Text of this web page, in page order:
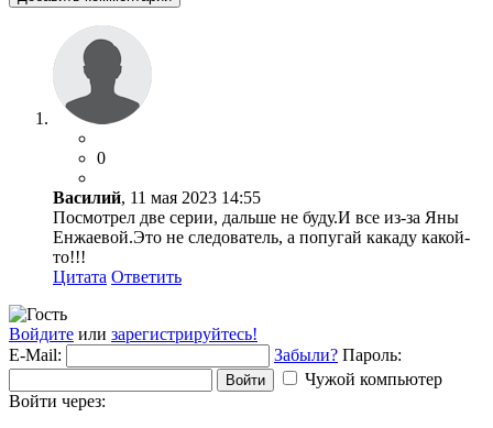
0
Василий, 11 мая 2023 14:55
Посмотрел две серии, дальше не буду.И все из-за Яны
Енжаевой.Это не следователь, а попугай какаду какой-
то!!!
Цитата Ответить
Войдите или зарегистрируйтесь!
E-Mail:
Забыли? Пароль:
Войти
Чужой компьютер
Войти через: